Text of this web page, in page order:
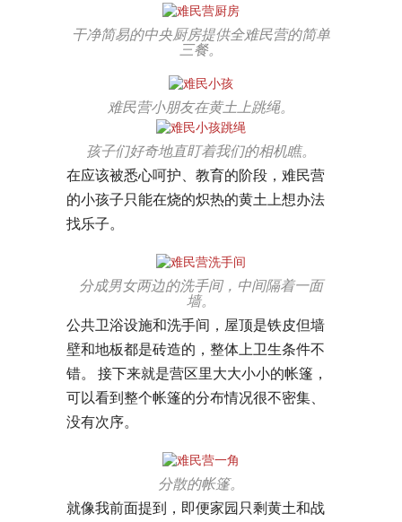
干净简易的中央厨房提供全难民营的简单
三餐。
难民营小朋友在黄土上跳绳。
孩子们好奇地直盯着我们的相机瞧。
在应该被悉心呵护、教育的阶段，难民营
的小孩子只能在烧的炽热的黄土上想办法
找乐子。
分成男女两边的洗手间，中间隔着一面
墙。
公共卫浴设施和洗手间，屋顶是铁皮但墙
壁和地板都是砖造的，整体上卫生条件不
错。 接下来就是营区里大大小小的帐篷，
可以看到整个帐篷的分布情况很不密集、
没有次序。
分散的帐篷。
就像我前面提到，即便家园只剩黄土和战